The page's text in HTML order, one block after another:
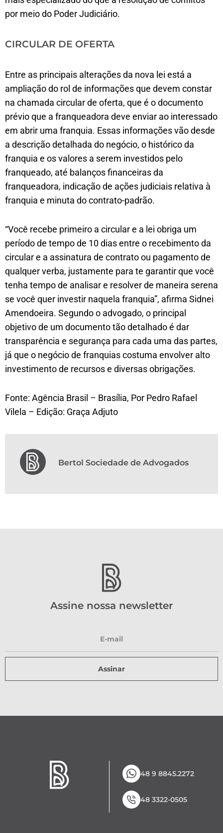
por meio do Poder Judiciário.
CIRCULAR DE OFERTA
Entre as principais alterações da nova lei está a
ampliação do rol de informações que devem constar
na chamada circular de oferta, que é o documento
prévio que a franqueadora deve enviar ao interessado
em abrir uma franquia. Essas informações vão desde
a descrição detalhada do negócio, o histórico da
franquia e os valores a serem investidos pelo
franqueado, até balanços financeiras da
franqueadora, indicação de ações judiciais relativa à
franquia e minuta do contrato-padrão.
“Você recebe primeiro a circular e a lei obriga um
período de tempo de 10 dias entre o recebimento da
circular e a assinatura de contrato ou pagamento de
qualquer verba, justamente para te garantir que você
tenha tempo de analisar e resolver de maneira serena
se você quer investir naquela franquia”, afirma Sidnei
Amendoeira. Segundo o advogado, o principal
objetivo de um documento tão detalhado é dar
transparência e segurança para cada uma das partes,
já que o negócio de franquias costuma envolver alto
investimento de recursos e diversas obrigações.
Fonte: Agência Brasil – Brasília, Por Pedro Rafael
Vilela – Edição: Graça Adjuto
Bertol Sociedade de Advogados
Assine nossa newsletter
Assinar
48 9 8845.2272
48 3322-0505